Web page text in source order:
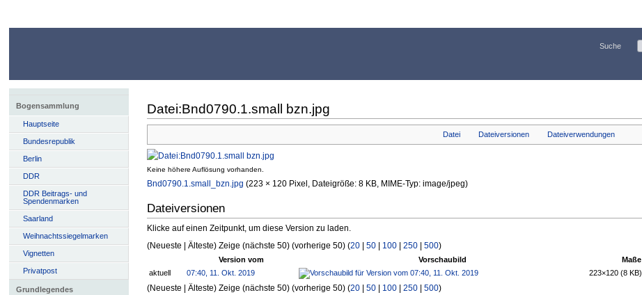
Suche
Bogensammlung
Hauptseite
Bundesrepublik
Berlin
DDR
DDR Beitrags- und
Spendenmarken
Saarland
Weihnachtssiegelmarken
Vignetten
Privatpost
Grundlegendes
Datei:Bnd0790.1.small bzn.jpg
Datei Dateiversionen Dateiverwendungen
Keine höhere Auflösung vorhanden.
Bnd0790.1.small_bzn.jpg ‎ (223 × 120 Pixel, Dateigröße: 8 KB, MIME-Typ: image/jpeg)
Dateiversionen
Klicke auf einen Zeitpunkt, um diese Version zu laden.
(Neueste | Älteste) Zeige (nächste 50) (vorherige 50) (20 |50 100 |250 |500)
Version vom Vorschaubild Maße
aktuell
07:40, 11. Okt. 2019 223×120(8 KB)
(Neueste | Älteste) Zeige (nächste 50) (vorherige 50) (20 |50 100 |250 |500)